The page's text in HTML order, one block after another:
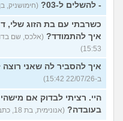
- להשלים ל-03?
(חימושניק, בן 19, כתב ב-22/07/26 16:04)
כשרבתי עם בת הזוג שלי,
איך להתמודד?
15:53)
איך להסביר לה שאני רוצה
ב-22/07/26 15:42)
היי. רציתי לבדוק אם
בעובדה? (אנונימית, בת 18, כתבה ב-22/07/26 15:31)